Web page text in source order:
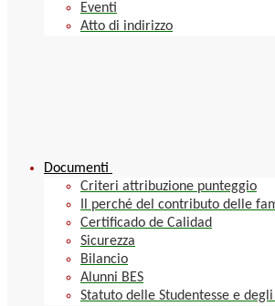
Eventi
Atto di indirizzo
Documenti
Criteri attribuzione punteggio
Il perché del contributo delle
Certificado de Calidad
Sicurezza
Bilancio
Alunni BES
Statuto delle Studentesse e